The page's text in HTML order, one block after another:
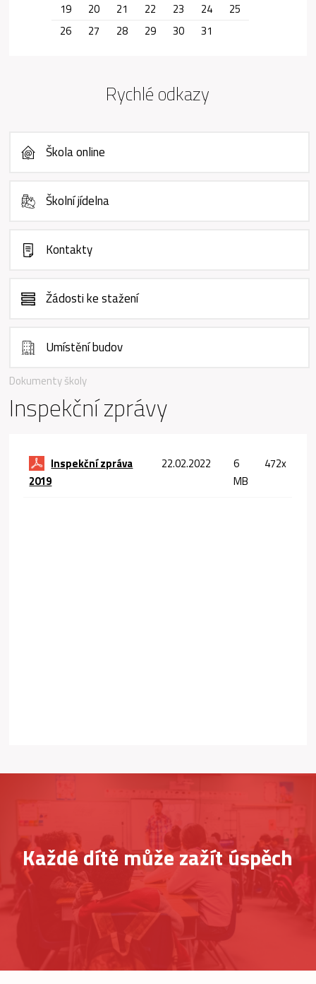
Dokumenty školy
Inspekční zprávy
Inspekční zpráva
2019
22.02.2022
6
MB
472x
19
20 21 22 23 24
25
26
27 28 29 30 31
Rychlé odkazy
Škola online
Školní jídelna
Kontakty
Žádosti ke stažení
Umístění budov
Každé dítě může zažít úspěch